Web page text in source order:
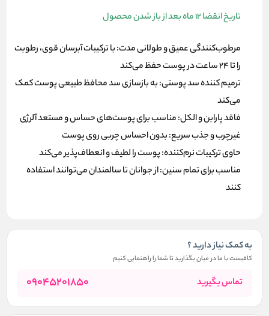
تاریخ انقضا 12 ماه بعد از باز شدن محصول
مرطوب‌کنندگی عمیق و طولانی مدت: با ترکیبات آبرسان قوی، رطوبت
را تا 24 ساعت در پوست حفظ می‌کند
ترمیم کننده سد پوستی: به بازسازی سد محافظ طبیعی پوست کمک
می‌کند
فاقد پارابن و الکل: مناسب برای پوست‌های حساس و مستعد آلرژی
غیرچرب و جذب سریع: بدون احساس چربی روی پوست
حاوی ترکیبات نرم‌کننده: پوست را لطیف و انعطاف‌پذیر می‌کند
مناسب برای تمام سنین: از جوانان تا سالمندان می‌توانند استفاده
کنند
به کمک نیاز دارید ؟
کافیست با ما در میان بگذارید تا شما را راهنمایی کنیم
تماس بگیرید 09045201850